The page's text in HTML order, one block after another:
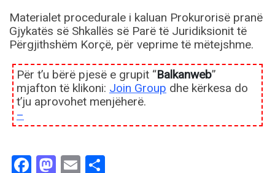
Materialet procedurale i kaluan Prokurorisë pranë
Gjykatës së Shkallës së Parë të Juridiksionit të
Përgjithshëm Korçë, për veprime të mëtejshme.
Për t’u bërë pjesë e grupit “Balkanweb”
mjafton të klikoni: Join Group dhe kërkesa do
t’ju aprovohet menjëherë.
–
Facebook
Mastodon
Email